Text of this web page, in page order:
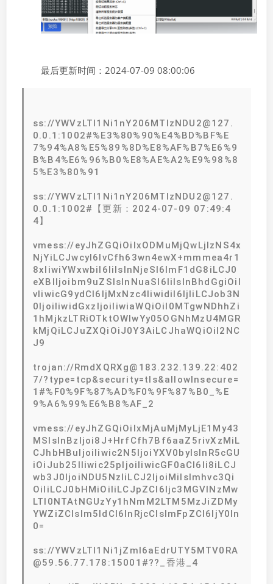
最后更新时间：2024-07-09 08:00:06
ss://YWVzLTI1Ni1nY206MTIzNDU2@127.
0.0.1:1002#%E3%80%90%E4%BD%BF%E
7%94%A8%E5%89%8D%E8%AF%B7%E6%9
B%B4%E6%96%B0%E8%AE%A2%E9%98%8
5%E3%80%91
ss://YWVzLTI1Ni1nY206MTIzNDU2@127.
0.0.1:1002#【更新：2024-07-09 07:49:4
4】
vmess://eyJhZGQiOiIxODMuMjQwLjIzNS4x
NjYiLCJwcyI6IvCfh63wn4ewX+mmmea4r1
8xIiwiYWxwbiI6IiIsInNjeSI6ImF1dG8iLCJ0
eXBlIjoibm9uZSIsInNuaSI6IiIsInBhdGgiOiI
vIiwicG9ydCI6IjMxNzc4IiwidiI6IjIiLCJob3N
0IjoiIiwidGxzIjoiIiwiaWQiOiI0MTgwNDhhZi
1hMjkzLTRiOTktOWIwYy05OGNhMzU4MGR
kMjQiLCJuZXQiOiJ0Y3AiLCJhaWQiOiI2NC
J9
trojan://RmdXQRXg@183.232.139.22:402
7/?type=tcp&security=tls&allowInsecure=
1#%F0%9F%87%AD%F0%9F%87%B0_%E
9%A6%99%E6%B8%AF_2
vmess://eyJhZGQiOiIxMjAuMjMyLjE1My43
MSIsInBzIjoi8J+HrfCfh7Bf6aaZ5rivXzMiL
CJhbHBuIjoiIiwic2N5IjoiYXV0byIsInR5cGU
iOiJub25lIiwic25pIjoiIiwicGF0aCI6Ii8iLCJ
wb3J0IjoiNDU5NzIiLCJ2IjoiMiIsImhvc3Qi
OiIiLCJ0bHMiOiIiLCJpZCI6Ijc3MGVlNzMw
LTI0NTAtNGUzYy1hNmM2LTM5MzJiZDMy
YWZiZCIsIm5ldCI6InRjcCIsImFpZCI6IjY0In
0=
ss://YWVzLTI1Ni1jZmI6aEdrUTY5MTV0RA
@59.56.77.178:15001#??_香港_4